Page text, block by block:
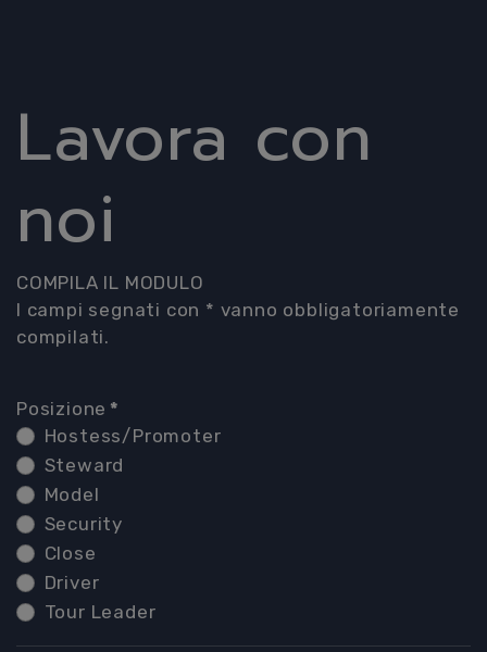
Lavora con
noi
COMPILA IL MODULO
I campi segnati con * vanno obbligatoriamente
compilati.
Posizione *
Hostess/Promoter
Steward
Model
Security
Close
Driver
Tour Leader